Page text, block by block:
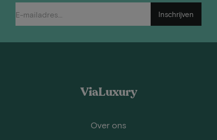
Inschrijven
ViaLuxury
Over ons